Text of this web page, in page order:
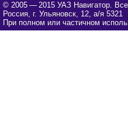
© 2005 — 2015 УАЗ Навигатор.
Россия, г. Ульяновск, 12, а/я 5321
При полном или частичном